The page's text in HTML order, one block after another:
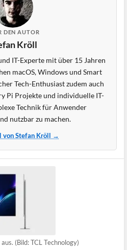
DEN AUTOR
Kröll
IT-Experte mit über 15 Jahren
macOS, Windows und Smart
Tech-Enthusiast zudem auch
Pi Projekte und individuelle IT-
Technik für Anwender
nutzbar zu machen.
von Stefan Kröll →
(Bild: TCL Technology)